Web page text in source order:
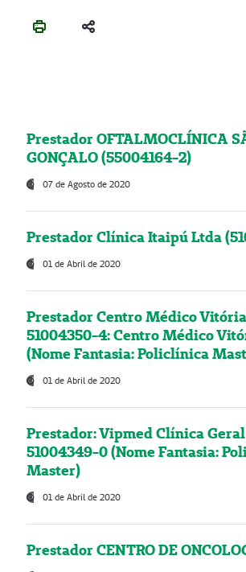
Prestador OFTALMOCLÍNICA
GONÇALO (55004164-2)
07 de Agosto de 2020
Prestador Clínica Itaipú Ltda
01 de Abril de 2020
Prestador Centro Médico
51004350-4: Centro Médico
(Nome Fantasia: Policlínica
01 de Abril de 2020
Prestador: Vipmed Clínica
51004349-0 (Nome Fantasia:
Master)
01 de Abril de 2020
Prestador CENTRO DE